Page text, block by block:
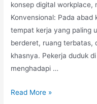
konsep digital workplace,
Konvensional: Pada
tempat kerja yang paling
berderet, ruang terbatas,
khasnya. Pekerja duduk
menghadapi …
Dari
Read More »